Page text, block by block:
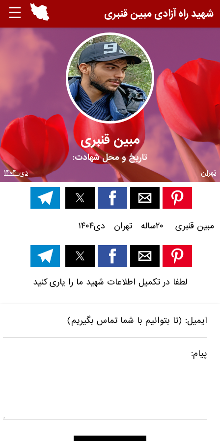
☰ شهید راه آزادی مبین قنبری
مبین قنبری
تاریخ و محل شهادت:
تهران دی ۱۴۰۴
مبین قنبری ۲۰ساله تهران دی۱۴۰۴
لطفا در تکمیل اطلاعات شهید ما را یاری کنید
ایمیل: (تا بتوانیم با شما تماس بگیریم)
پیام: